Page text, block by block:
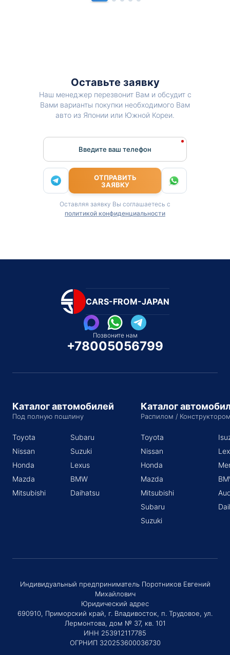
Оставьте заявку
Наш менеджер перезвонит Вам и обсудит с
Вами варианты покупки необходимого Вам
авто из Японии или Южной Кореи.
Введите ваш телефон
ОТПРАВИТЬ
ЗАЯВКУ
Оставляя заявку Вы соглашаетесь с
политикой конфиденциальности
CARS-FROM-JAPAN
Позвоните нам
+78005056799
Каталог автомобилей
Под полную пошлину
Toyota
Nissan
Honda
Mazda
Mitsubishi
Subaru
Suzuki
Lexus
BMW
Daihatsu
Каталог
Распилом /
Toyota
Nissan
Honda
Mazda
Mitsubishi
Subaru
Suzuki
Индивидуальный предприниматель Поротников Евгений
Михайлович
Юридический адрес
690910, Приморский край, г. Владивосток, п. Трудовое, ул.
Лермонтова, дом № 37, кв. 101
ИНН 253912117785
ОГРНИП 320253600036730